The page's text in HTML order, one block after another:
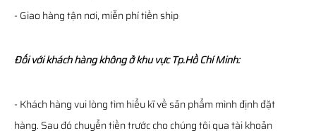
- Giao hàng tận nơi, miễn phí tiền ship
Đối với khách hàng không ở khu vực Tp.Hồ Chí Minh:
- Khách hàng vui lòng tìm hiểu kĩ về sản phẩm mình định đặt
hàng. Sau đó chuyển tiền trước cho chúng tôi qua tài khoản